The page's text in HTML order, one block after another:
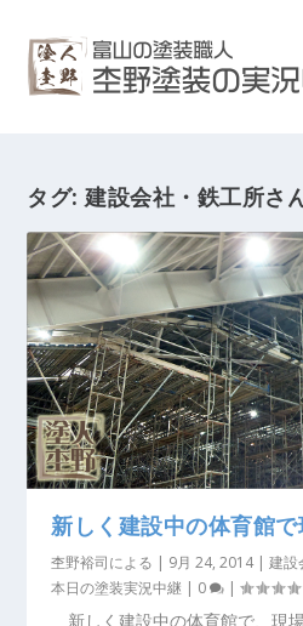
タグ:建設会社・鉄工所さ
新しく建設中の体育館
杢野裕司による | 9月 24, 2014|建設
本日の塗装実況中継 | 0 |
新しく建設中の体育館で、現